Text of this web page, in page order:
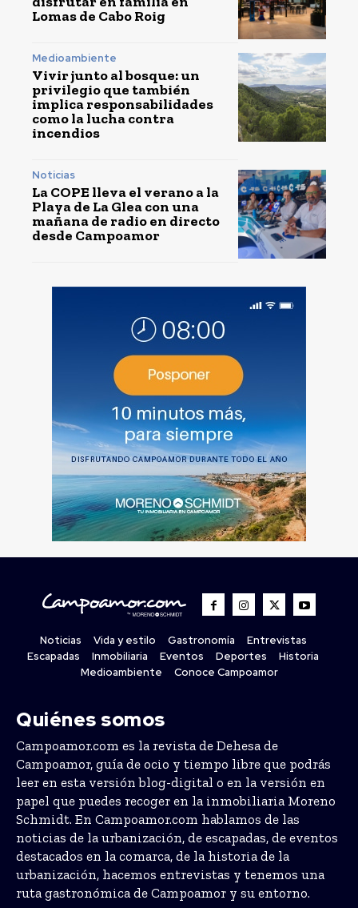
Lomas de Cabo Roig
Medioambiente
Vivir junto al bosque: un
privilegio que también
implica responsabilidades
como la lucha contra
incendios
Noticias
La COPE lleva el verano a la
Playa de La Glea con una
mañana de radio en directo
desde Campoamor
Noticias Vida y estilo Gastronomía
Entrevistas
Escapadas
Inmobiliaria Eventos Deportes
Historia
Medioambiente
Conoce Campoamor
Quiénes somos
Campoamor.com es la revista de Dehesa de
Campoamor, guía de ocio y tiempo libre que podrás
leer en esta versión blog-digital o en la versión en
papel que puedes recoger en la inmobiliaria Moreno
Schmidt. En Campoamor.com hablamos de las
noticias de la urbanización, de escapadas, de eventos
destacados en la comarca, de la historia de la
urbanización, hacemos entrevistas y tenemos una
ruta gastronómica de Campoamor y su entorno.